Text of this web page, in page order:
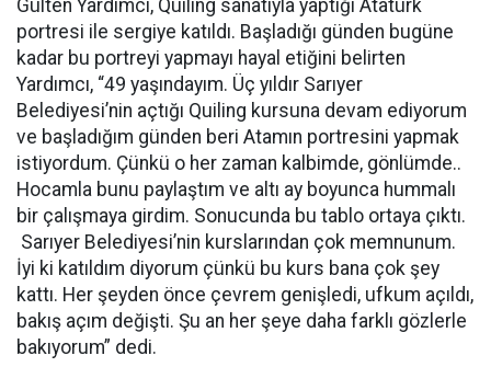
Gülten Yardımcı, Quiling sanatıyla yaptığı Atatürk
portresi ile sergiye katıldı. Başladığı günden bugüne
kadar bu portreyi yapmayı hayal etiğini belirten
Yardımcı, “49 yaşındayım. Üç yıldır Sarıyer
Belediyesi’nin açtığı Quiling kursuna devam ediyorum
ve başladığım günden beri Atamın portresini yapmak
istiyordum. Çünkü o her zaman kalbimde, gönlümde..
Hocamla bunu paylaştım ve altı ay boyunca hummalı
bir çalışmaya girdim. Sonucunda bu tablo ortaya çıktı.
Sarıyer Belediyesi’nin kurslarından çok memnunum.
İyi ki katıldım diyorum çünkü bu kurs bana çok şey
kattı. Her şeyden önce çevrem genişledi, ufkum açıldı,
bakış açım değişti. Şu an her şeye daha farklı gözlerle
bakıyorum” dedi.